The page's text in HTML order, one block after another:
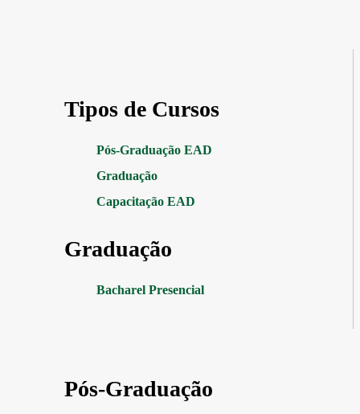
Tipos de Cursos
Pós-Graduação EAD
Graduação
Capacitação EAD
Graduação
Bacharel Presencial
Pós-Graduação